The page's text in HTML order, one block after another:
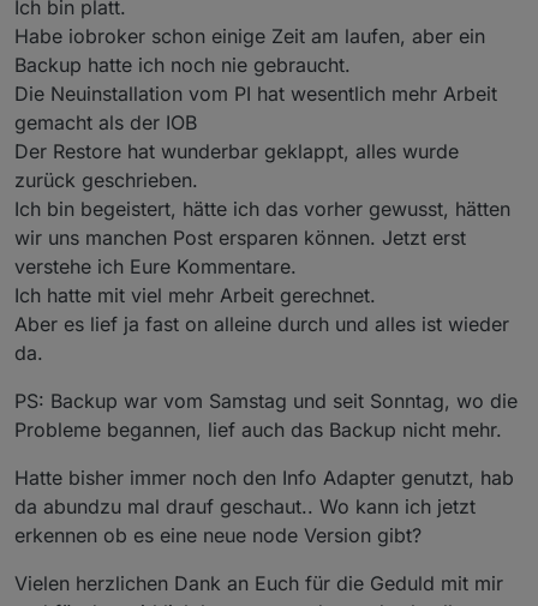
Ich bin platt.
Habe iobroker schon einige Zeit am laufen, aber ein
Backup hatte ich noch nie gebraucht.
Die Neuinstallation vom PI hat wesentlich mehr Arbeit
gemacht als der IOB
Der Restore hat wunderbar geklappt, alles wurde
zurück geschrieben.
Ich bin begeistert, hätte ich das vorher gewusst, hätten
wir uns manchen Post ersparen können. Jetzt erst
verstehe ich Eure Kommentare.
Ich hatte mit viel mehr Arbeit gerechnet.
Aber es lief ja fast on alleine durch und alles ist wieder
da.
PS: Backup war vom Samstag und seit Sonntag, wo die
Probleme begannen, lief auch das Backup nicht mehr.
Hatte bisher immer noch den Info Adapter genutzt, hab
da abundzu mal drauf geschaut.. Wo kann ich jetzt
erkennen ob es eine neue node Version gibt?
Vielen herzlichen Dank an Euch für die Geduld mit mir